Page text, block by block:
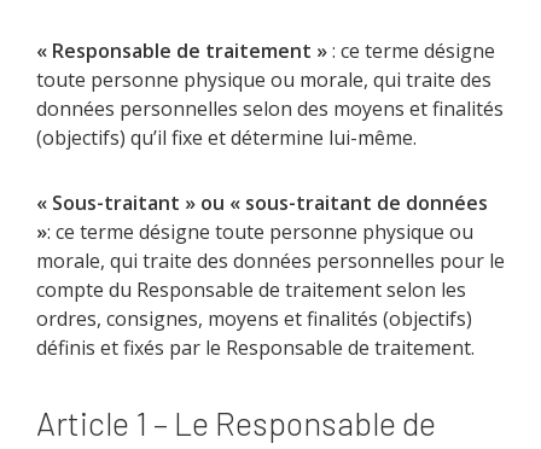
« Responsable de traitement »: ce terme désigne
toute personne physique ou morale, qui traite des
données personnelles selon des moyens et finalités
(objectifs) qu’il fixe et détermine lui-même.
« Sous-traitant » ou « sous-traitant de données
»: ce terme désigne toute personne physique ou
morale, qui traite des données personnelles pour le
compte du Responsable de traitement selon les
ordres, consignes, moyens et finalités (objectifs)
définis et fixés par le Responsable de traitement.
Article 1 – Le Responsable de